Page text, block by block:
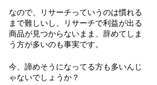
なので、リサーチっていうのは慣れる
まで難しいし、リサーチで利益が出る
商品が見つからないまま、辞めてしま
う方が多いのも事実です。
今、諦めそうになってる方も多いんじ
ゃないでしょうか？